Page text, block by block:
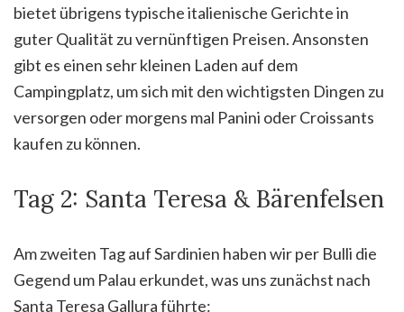
bietet übrigens typische italienische Gerichte in
guter Qualität zu vernünftigen Preisen. Ansonsten
gibt es einen sehr kleinen Laden auf dem
Campingplatz, um sich mit den wichtigsten Dingen zu
versorgen oder morgens mal Panini oder Croissants
kaufen zu können.
Tag 2: Santa Teresa & Bärenfelsen
Am zweiten Tag auf Sardinien haben wir per Bulli die
Gegend um Palau erkundet, was uns zunächst nach
Santa Teresa Gallura führte: